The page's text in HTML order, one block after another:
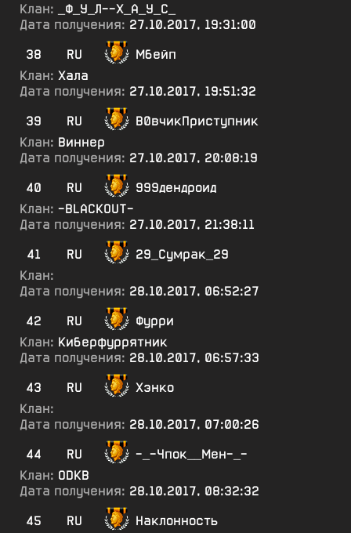
Клан:
_Ф_У_Л--Х_А_У_С_
Дата получения: 27.10.2017, 19:31:00
38
RU
Мбейп
Клан: Хала
Дата получения: 27.10.2017, 19:51:32
39
RU
В0вчикПриступник
Клан: Виннер
Дата получения: 27.10.2017, 20:08:19
40
RU
999дендроид
Клан: -BLACKOUT-
Дата получения: 27.10.2017, 21:38:11
41
RU
29_Сумрак_29
Клан:
Дата получения: 28.10.2017, 06:52:27
42
RU
Фурри
Клан: Киберфуррятник
Дата получения: 28.10.2017, 06:57:33
43
RU
Хэнко
Клан:
Дата получения: 28.10.2017, 07:00:26
44
RU
-_-Чпок__Мен-_-
Клан: ODKB
Дата получения: 28.10.2017, 08:32:32
45
RU
Наклонность